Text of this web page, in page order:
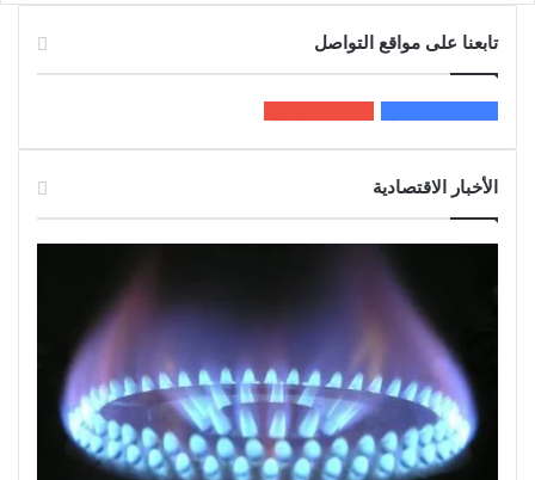
تابعنا على مواقع التواصل
الأخبار الاقتصادية